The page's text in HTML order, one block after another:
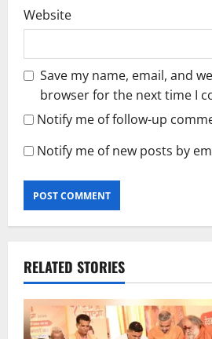
Website
Save my name, email, and
browser for the next time I
Notify me of follow-up
Notify me of new posts by
RELATED STORIES